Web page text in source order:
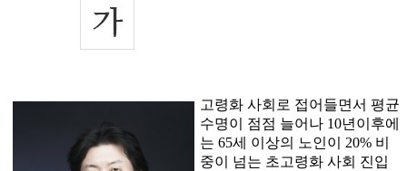
고령화 사회로 접어들면서 평균
수명이 점점 늘어나 10년이후에
는 65세 이상의 노인이 20% 비
중이 넘는 초고령화 사회 진입